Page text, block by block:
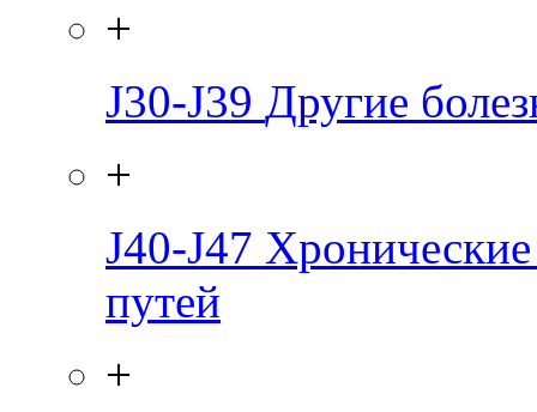
+
J30-J39 Другие
+
J40-J47
путей
+